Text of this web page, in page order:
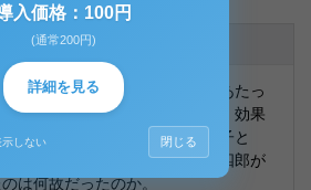
てはならない理由を考えるにあたっ
がこの物語にどのような影響、効果
べきである。本来ならば美禰子と
一端役として描かれるべき三四郎が
は何故だったのか。
入価格：100円
(通常200円)
詳細を見る
しない 閉じる